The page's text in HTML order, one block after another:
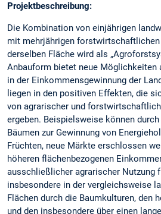
Projektbeschreibung:
Die Kombination von einjährigen
mit mehrjährigen forstwirtschaftlichen
derselben Fläche wird als
Anbauform bietet neue Möglichkeiten
in der Einkommensgewinnung der
liegen in den positiven Effekten, die
von agrarischer und
ergeben. Beispielsweise können
Bäumen zur Gewinnung von
Früchten, neue Märkte erschlossen
höheren flächenbezogenen
ausschließlicher agrarischer Nutzung
insbesondere in der vergleichsweise
Flächen durch die Baumkulturen, den
und den insbesondere über einen